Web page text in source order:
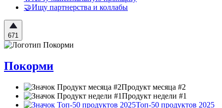
🤝Ищу партнерства и коллабы
671
Покорми
Продукт месяца #2
Продукт недели #1
Топ-50 продуктов 2025